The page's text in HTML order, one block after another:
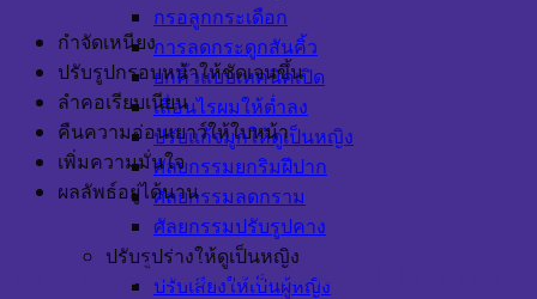
กรอลูกกระเดือก
การลดกระดูกสันคิ้ว
ยกคิ้วแบบเทคนิคเปิด
เลื่อนไรผมให้ต่ำลง
ปรับแก้จมูกให้ดูเป็นหญิง
ศัลยกรรมยกริมฝีปาก
ศัลยกรรมลดกราม
ศัลยกรรมปรับรูปคาง
ปรับรูปร่างให้ดูเป็นหญิง
ปรับเสียงให้เป็นผู้หญิง
กำจัดเหนียง
ปรับรูปกรอบหน้าให้ชัดเจนขึ้น
ลำคอเรียบเนียน
คืนความอ่อนเยาว์ให้ใบหน้า
เพิ่มความมั่นใจ
ผลลัพธ์อยู่ได้นาน
ทำไมต้องเลือกโรงพยาบาล WIH สำหรับ